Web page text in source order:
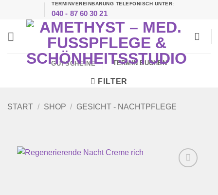
springen
TERMINVEREINBARUNG TELEFONISCH UNTER:
040 - 87 60 30 21
GUTSCHEINE TERMIN BUCHEN
FILTER
START / SHOP / GESICHT - NACHTPFLEGE